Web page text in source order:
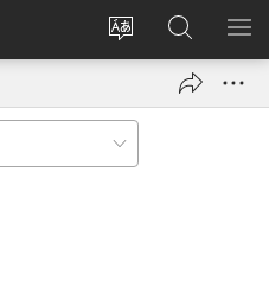
Ilisi
pinulongan
sa
site
Log
ug
Pangitaa
sa
JW.ORG